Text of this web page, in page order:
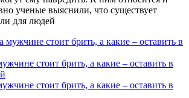
ученые выяснили, что существует
для людей
стоит брить, а какие – оставить в
стоит брить, а какие – оставить в